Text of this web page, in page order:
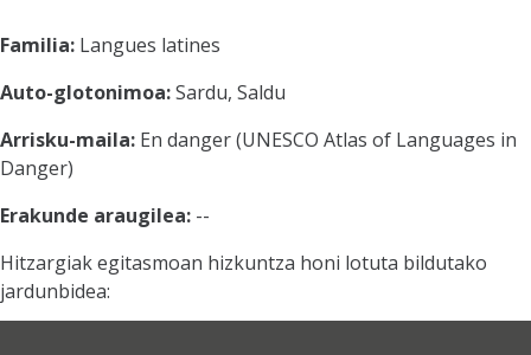
Familia: Langues latines
Auto-glotonimoa:Sardu, Saldu
Arrisku-maila: En danger (UNESCO Atlas of Languages in
Danger)
Erakunde araugilea: --
Hitzargiak egitasmoan hizkuntza honi lotuta bildutako
jardunbidea: